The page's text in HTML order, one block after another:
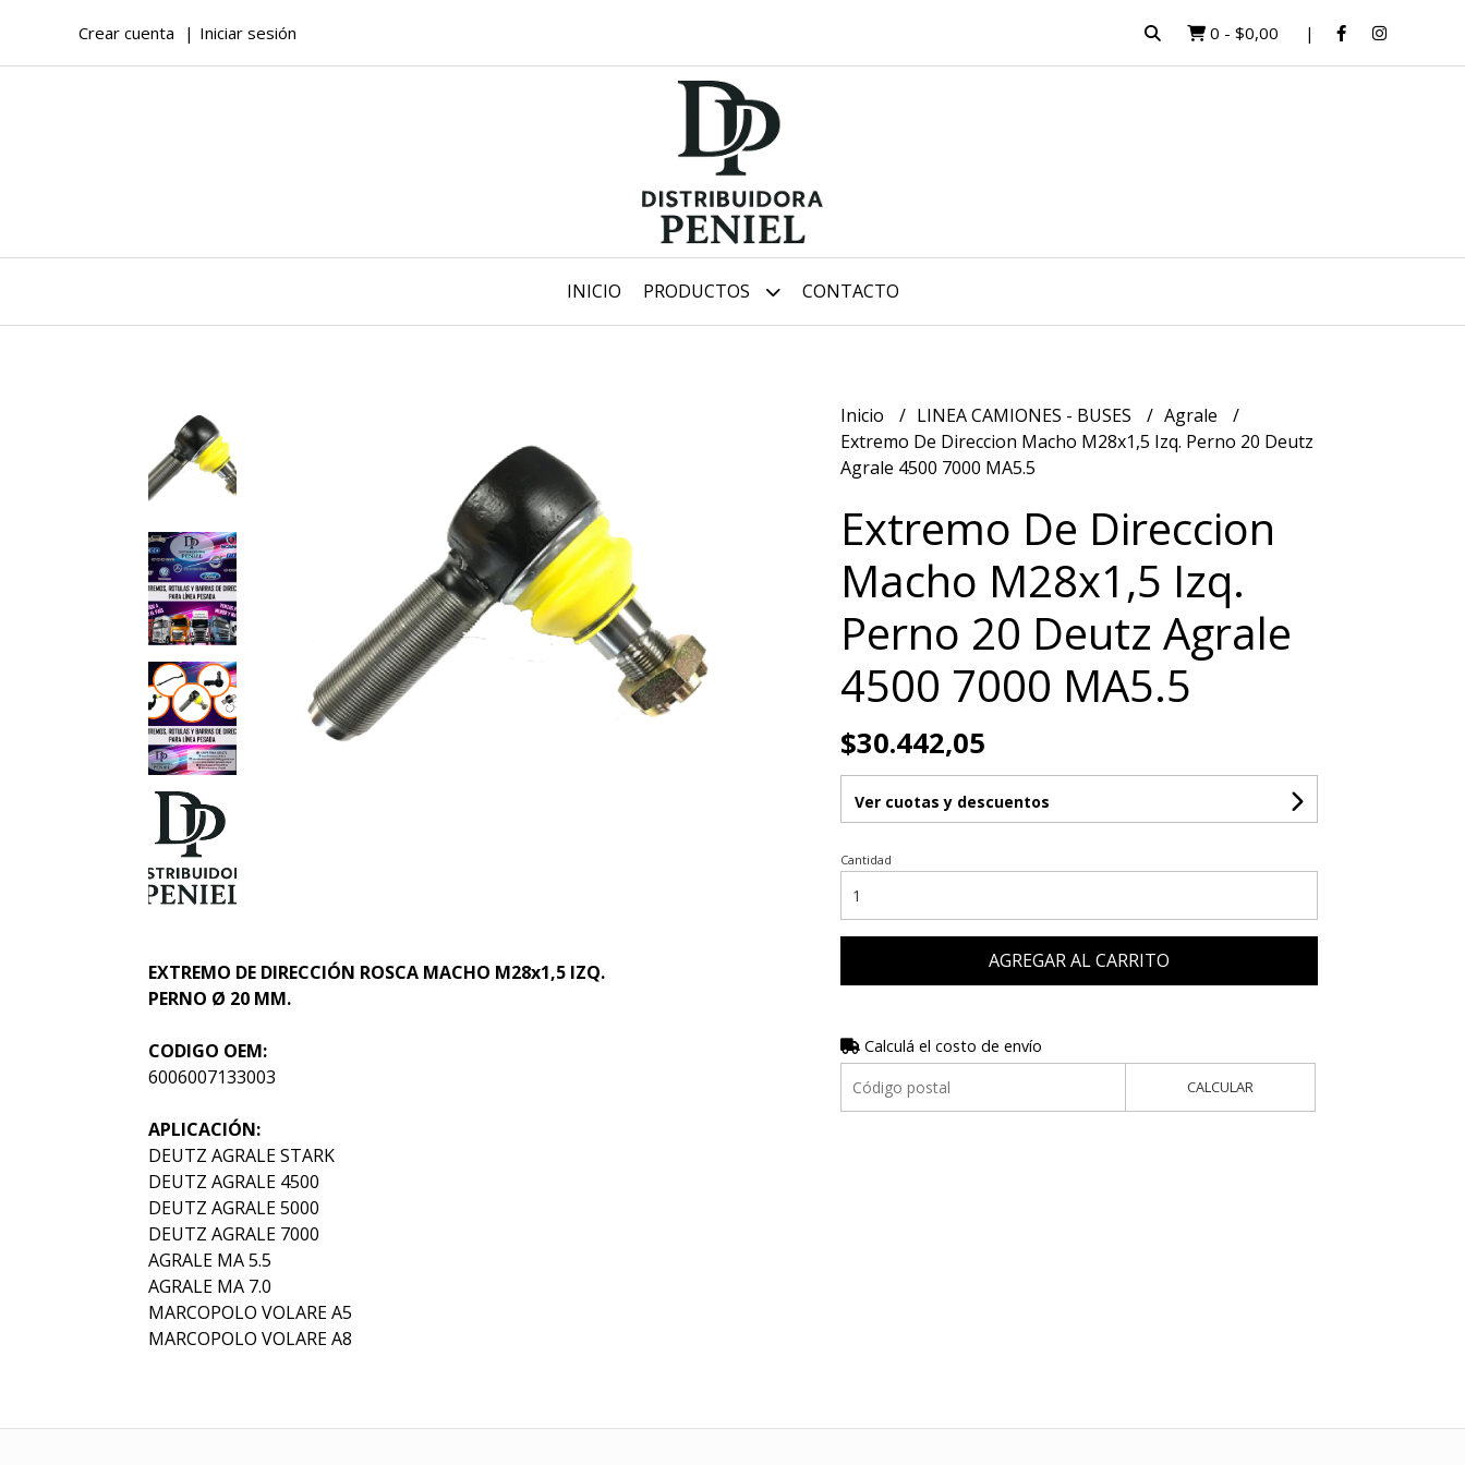
Crear cuenta Iniciar sesión 0 - $0,00
INICIO PRODUCTOS CONTACTO
EXTREMO DE DIRECCIÓN ROSCA MACHO M28x1,5 IZQ.
PERNO Ø 20 MM.
CODIGO OEM:
6006007133003
APLICACIÓN:
DEUTZ AGRALE STARK
DEUTZ AGRALE 4500
DEUTZ AGRALE 5000
DEUTZ AGRALE 7000
AGRALE MA 5.5
AGRALE MA 7.0
MARCOPOLO VOLARE A5
MARCOPOLO VOLARE A8
Inicio LINEA CAMIONES - BUSES
Agrale
Extremo De Direccion Macho M28x1,5 Izq. Perno 20 Deutz
Agrale 4500 7000 MA5.5
Extremo De Direccion
Macho M28x1,5 Izq.
Perno 20 Deutz Agrale
4500 7000 MA5.5
$30.442,05
Ver cuotas y descuentos
Cantidad
AGREGAR AL CARRITO
Calculá el costo de envío
CALCULAR